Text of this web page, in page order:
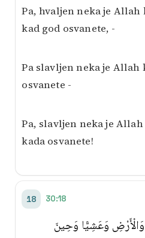
Pa, hvaljen neka je
kad god osvanete, -
Pa slavljen neka je Allah
osvanete -
Pa, slavljen neka je
kada osvanete!
18 30:18
وَعَشِيًّا وَحِينَ